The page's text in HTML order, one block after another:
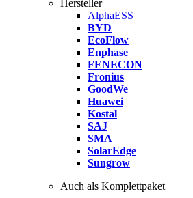
Hersteller
AlphaESS
BYD
EcoFlow
Enphase
FENECON
Fronius
GoodWe
Huawei
Kostal
SAJ
SMA
SolarEdge
Sungrow
Auch als Komplettpaket